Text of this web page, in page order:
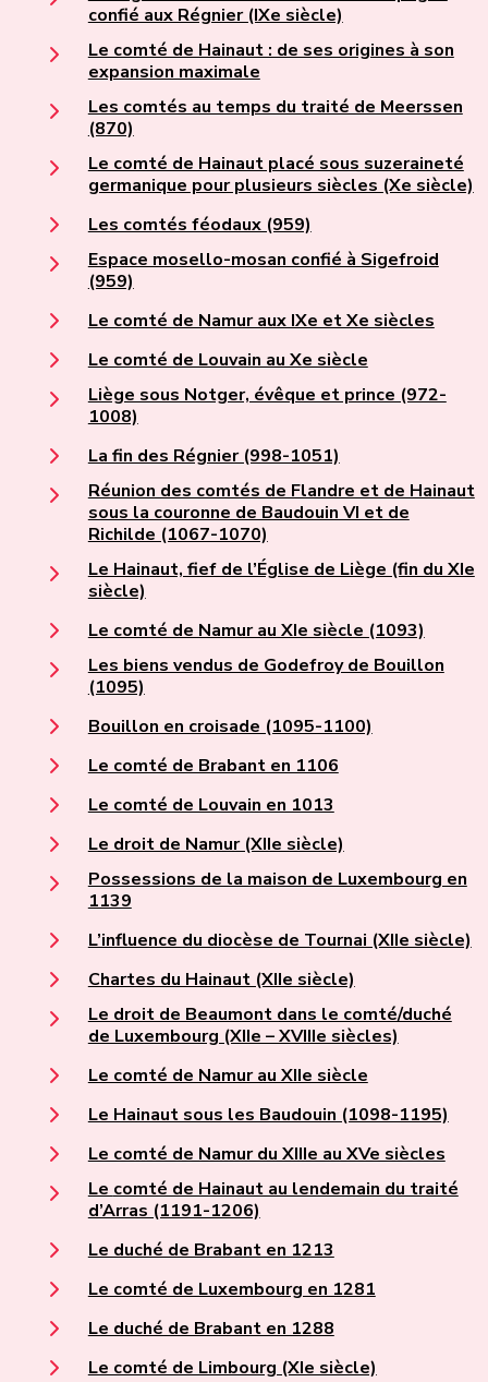
confié aux Régnier (IXe siècle)
Le comté de Hainaut : de ses origines à son
expansion maximale
Les comtés au temps du traité de Meerssen
(870)
Le comté de Hainaut placé sous suzeraineté
germanique pour plusieurs siècles (Xe siècle)
Les comtés féodaux (959)
Espace mosello-mosan confié à Sigefroid
(959)
Le comté de Namur aux IXe et Xe siècles
Le comté de Louvain au Xe siècle
Liège sous Notger, évêque et prince (972-
1008)
La fin des Régnier (998-1051)
Réunion des comtés de Flandre et de Hainaut
sous la couronne de Baudouin VI et de
Richilde (1067-1070)
Le Hainaut, fief de l’Église de Liège (fin du XIe
siècle)
Le comté de Namur au XIe siècle (1093)
Les biens vendus de Godefroy de Bouillon
(1095)
Bouillon en croisade (1095-1100)
Le comté de Brabant en 1106
Le comté de Louvain en 1013
Le droit de Namur (XIIe siècle)
Possessions de la maison de Luxembourg en
1139
L’influence du diocèse de Tournai (XIIe siècle)
Chartes du Hainaut (XIIe siècle)
Le droit de Beaumont dans le comté/duché
de Luxembourg (XIIe – XVIIIe siècles)
Le comté de Namur au XIIe siècle
Le Hainaut sous les Baudouin (1098-1195)
Le comté de Namur du XIIIe au XVe siècles
Le comté de Hainaut au lendemain du traité
d’Arras (1191-1206)
Le duché de Brabant en 1213
Le comté de Luxembourg en 1281
Le duché de Brabant en 1288
Le comté de Limbourg (XIe siècle)